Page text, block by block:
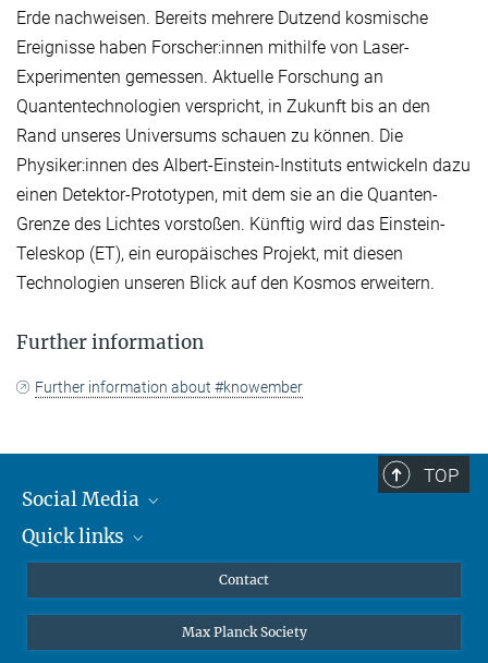
Erde nachweisen. Bereits mehrere Dutzend kosmische
Ereignisse haben Forscher:innen mithilfe von Laser-
Experimenten gemessen. Aktuelle Forschung an
Quantentechnologien verspricht, in Zukunft bis an den
Rand unseres Universums schauen zu können. Die
Physiker:innen des Albert-Einstein-Instituts entwickeln dazu
einen Detektor-Prototypen, mit dem sie an die Quanten-
Grenze des Lichtes vorstoßen. Künftig wird das Einstein-
Teleskop (ET), ein europäisches Projekt, mit diesen
Technologien unseren Blick auf den Kosmos erweitern.
Further information
Further information about #knowember
TOP
Social Media
Mastodon
Quick links
Undergraduates
High school students
Contact
Max Planck Society